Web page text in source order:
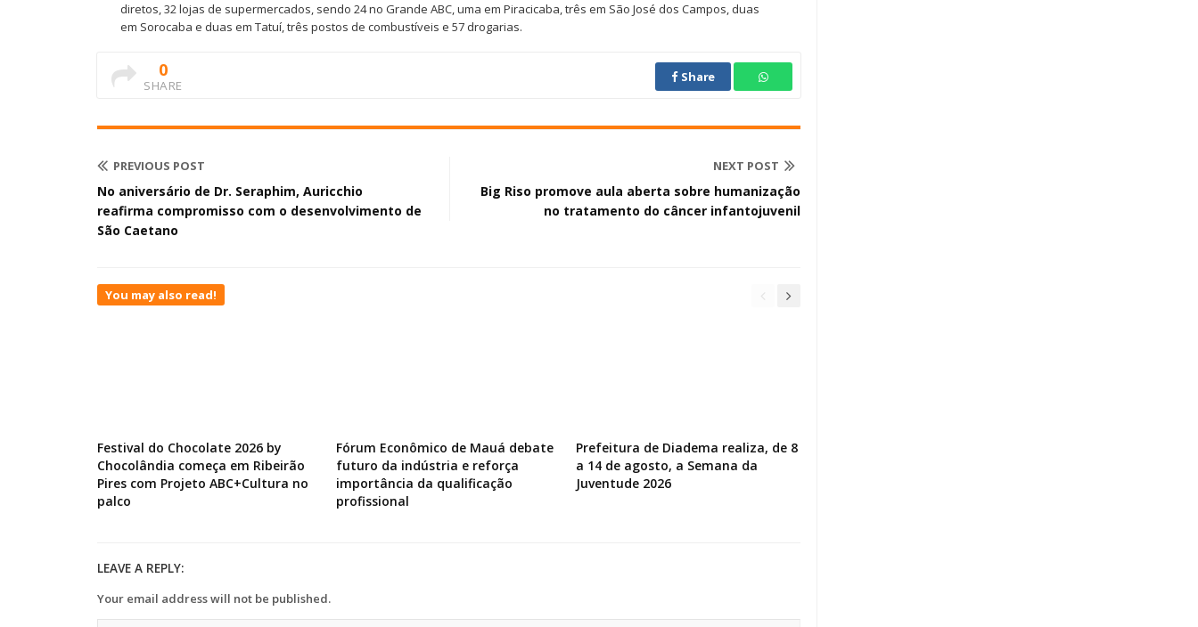
diretos, 32 lojas de supermercados, sendo 24 no Grande ABC, uma em Piracicaba, três em São José dos Campos, duas
em Sorocaba e duas em Tatuí, três postos de combustíveis e 57 drogarias.
0
SHARE
Share
PREVIOUS POST
No aniversário de Dr. Seraphim, Auricchio
reafirma compromisso com o desenvolvimento de
São Caetano
NEXT POST
Big Riso promove aula aberta sobre humanização
no tratamento do câncer infantojuvenil
You may also read!
Festival do Chocolate 2026 by
Chocolândia começa em Ribeirão
Pires com Projeto ABC+Cultura no
palco
Fórum Econômico de Mauá debate
futuro da indústria e reforça
importância da qualificação
profissional
Prefeitura de Diadema realiza, de 8
a 14 de agosto, a Semana da
Juventude 2026
LEAVE A REPLY:
Your email address will not be published.